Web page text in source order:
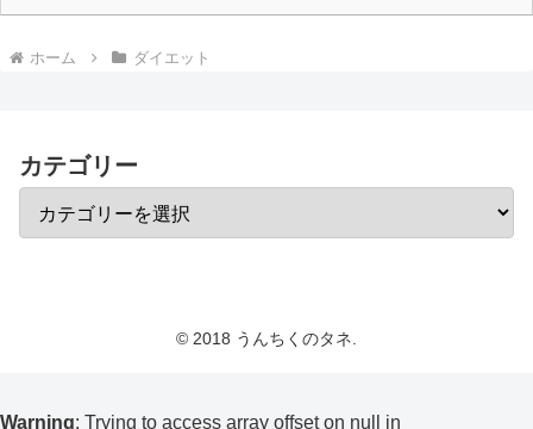
ホーム ダイエット
カテゴリー
© 2018 うんちくのタネ.
Warning: Trying to access array offset on null in